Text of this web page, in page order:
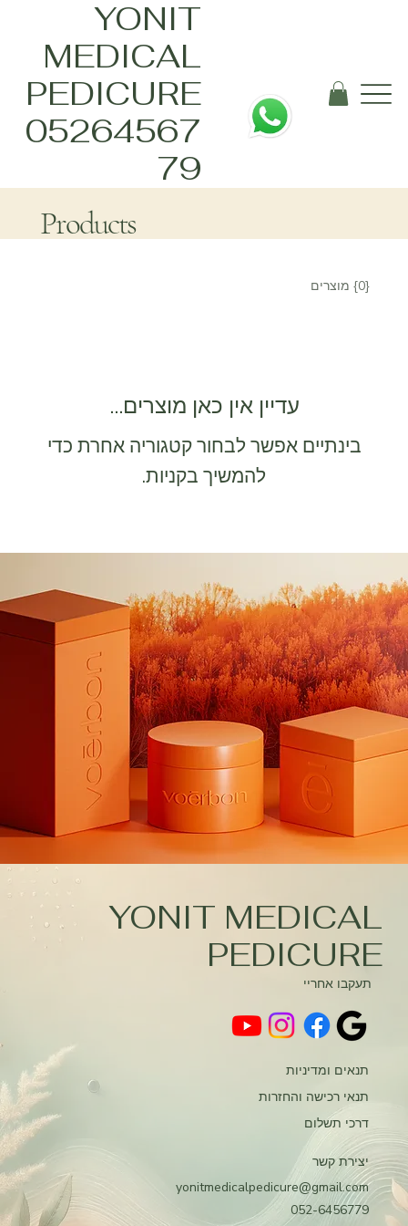
YONIT
MEDICAL
PEDICURE
05264567
79
Products
{0} מוצרים
עדיין אין כאן מוצרים...
בינתיים אפשר לבחור קטגוריה אחרת כדי
להמשיך בקניות.
YONIT MEDICAL
PEDICURE
תעקבו אחריי
יצירת קשר
yonitmedicalpedicure@gmail.com
052-6456779
תנאים ומדיניות
תנאי רכישה והחזרות
דרכי תשלום